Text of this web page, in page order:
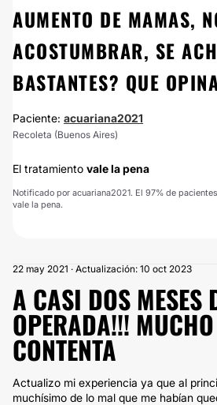
AUMENTO DE MAMAS,
ACOSTUMBRAR, SE
BASTANTES? QUE
Paciente: acuariana2021
Recoleta (Buenos Aires)
El tratamiento vale la pena
Notificado por acuariana2021. El 97% de
vale la pena.
22 may 2021 · Actualización: 10 oct 2023
A CASI DOS MESES
OPERADA!!!
CONTENTA
Actualizo mi experiencia ya que al
muchísimo de lo mal que me habían